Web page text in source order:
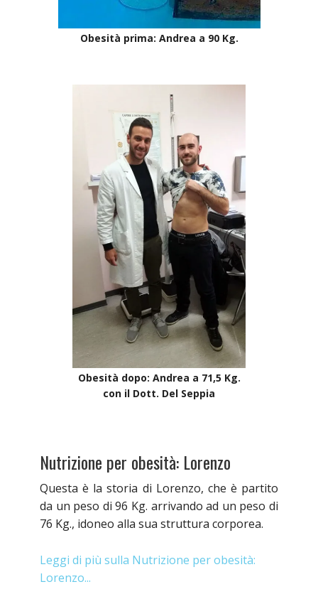
Obesità prima: Andrea a 90 Kg.
Obesità dopo: Andrea a 71,5 Kg.
con il Dott. Del Seppia
Nutrizione per obesità: Lorenzo
Questa è la storia di Lorenzo, che è partito
da un peso di 96 Kg. arrivando ad un peso di
76 Kg., idoneo alla sua struttura corporea.
Leggi di più sulla Nutrizione per obesità:
Lorenzo...